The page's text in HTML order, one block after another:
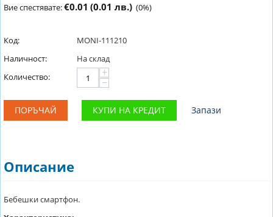
Вие спестявате:€0.01 (0.01 лв.) (0%)
Код:
MONI-111210
Наличност:
На склад
Количество:
+
−
ПОРЪЧАЙ КУПИ НА КРЕДИТ Запази
Описание
Бебешки смартфон.